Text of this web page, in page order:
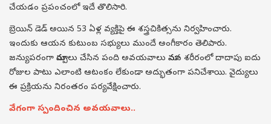
చేయడం ప్రపంచంలో ఇదే తొలిసారి.
బ్రెయిన్ డెడ్ అయిన 53 ఏళ్ల వ్యక్తిపై ఈ శస్త్రచికిత్సను నిర్వహించారు.
ఇందుకు ఆయన కుటుంబ సభ్యులు ముందే అంగీకారం తెలిపారు.
జన్యుపరంగా మార్పులు చేసిన పంది అవయవాలు మానవ శరీరంలో దాదాపు ఐదు
రోజుల పాటు ఎలాంటి ఆటంకం లేకుండా అద్భుతంగా పనిచేశాయి. వైద్యులు
ఈ ప్రక్రియను నిరంతరం పర్యవేక్షించారు.
వేగంగా స్పందించిన అవయవాలు..